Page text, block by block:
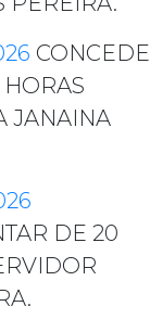
CONCEDE
JANAINA
DE 20